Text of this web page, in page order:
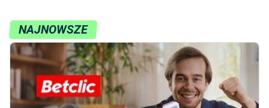
NAJNOWSZE